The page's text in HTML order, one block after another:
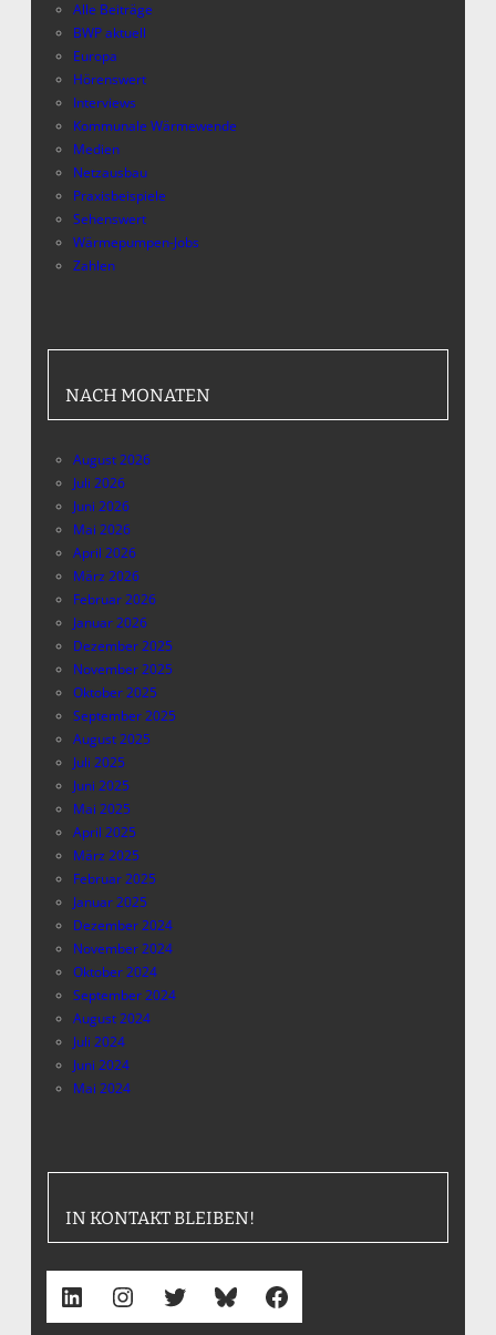
Alle Beiträge
BWP aktuell
Europa
Hörenswert
Interviews
Kommunale Wärmewende
Medien
Netzausbau
Praxisbeispiele
Sehenswert
Wärmepumpen-Jobs
Zahlen
NACH MONATEN
August 2026
Juli 2026
Juni 2026
Mai 2026
April 2026
März 2026
Februar 2026
Januar 2026
Dezember 2025
November 2025
Oktober 2025
September 2025
August 2025
Juli 2025
Juni 2025
Mai 2025
April 2025
März 2025
Februar 2025
Januar 2025
Dezember 2024
November 2024
Oktober 2024
September 2024
August 2024
Juli 2024
Juni 2024
Mai 2024
IN KONTAKT BLEIBEN!
LinkedIn Instagram Twitter Bluesky Facebook